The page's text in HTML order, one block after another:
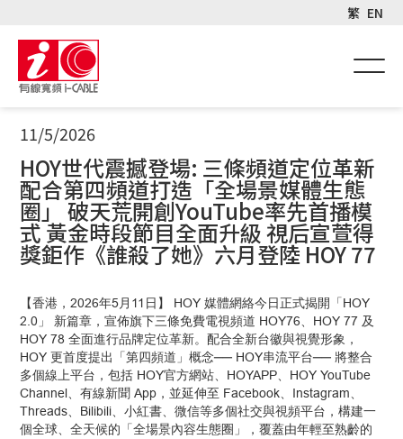
繁 EN
11/5/2026
HOY世代震撼登場: 三條頻道定位革新
配合第四頻道打造「全場景媒體生態
圈」 破天荒開創YouTube率先首播模
式 黃金時段節目全面升級 視后宣萱得
獎鉅作《誰殺了她》六月登陸 HOY 77
【香港，2026年5月11日】 HOY 媒體網絡今日正式揭開「HOY
2.0」 新篇章，宣佈旗下三條免費電視頻道 HOY76、HOY 77 及
HOY 78 全面進行品牌定位革新。配合全新台徽與視覺形象，
HOY 更首度提出「第四頻道」概念── HOY串流平台── 將整合
多個線上平台，包括 HOY官方網站、HOYAPP、HOY YouTube
Channel、有線新聞 App，並延伸至 Facebook、Instagram、
Threads、Bilibili、小紅書、微信等多個社交與視頻平台，構建一
個全球、全天候的「全場景內容生態圈」，覆蓋由年輕至熟齡的